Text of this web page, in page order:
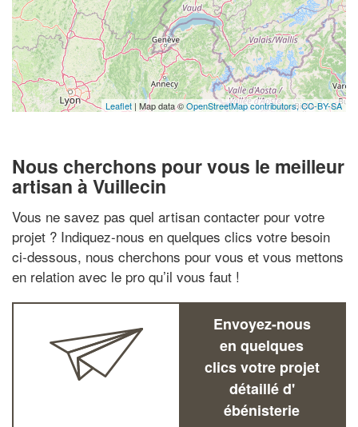
Leaflet | Map data ©OpenStreetMap contributors,CC-BY-SA
Nous cherchons pour vous le meilleur
artisan à Vuillecin
Vous ne savez pas quel artisan contacter pour votre
projet ? Indiquez-nous en quelques clics votre besoin
ci-dessous, nous cherchons pour vous et vous mettons
en relation avec le pro qu’il vous faut !
Envoyez-nous
en quelques
clics votre projet
détaillé d'
ébénisterie